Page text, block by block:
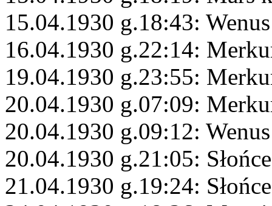
15.04.1930 g.18:43:
16.04.1930 g.22:14:
19.04.1930 g.23:55:
20.04.1930 g.07:09:
20.04.1930 g.09:12:
20.04.1930 g.21:05:
21.04.1930 g.19:24: